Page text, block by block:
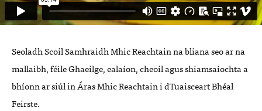
Seoladh Scoil Samhraidh Mhic Reachtain na bliana seo ar na
mallaibh, féile Ghaeilge, ealaíon, cheoil agus shiamsaíochta a
bhíonn ar siúl in Áras Mhic Reachtain i dTuaisceart Bhéal
Feirste.